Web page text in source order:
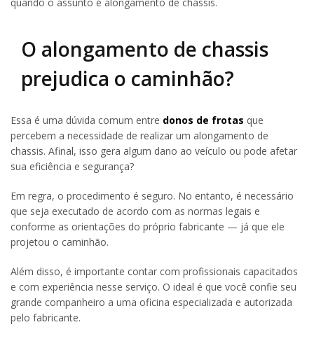
O alongamento de chassis
prejudica o caminhão?
Essa é uma dúvida comum entre donos de frotas que
percebem a necessidade de realizar um alongamento de
chassis. Afinal, isso gera algum dano ao veículo ou pode afetar
sua eficiência e segurança?
Em regra, o procedimento é seguro. No entanto, é necessário
que seja executado de acordo com as normas legais e
conforme as orientações do próprio fabricante — já que ele
projetou o caminhão.
Além disso, é importante contar com profissionais capacitados
e com experiência nesse serviço. O ideal é que você confie seu
grande companheiro a uma oficina especializada e autorizada
pelo fabricante.